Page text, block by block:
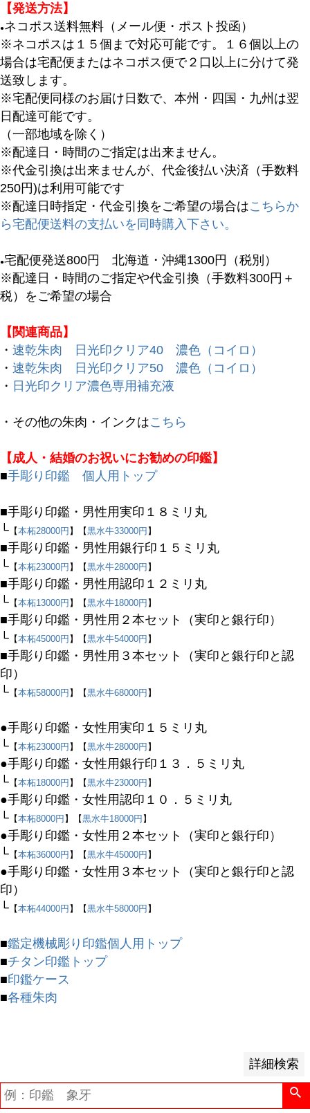
【発送方法】
●ネコポス送料無料（メール便・ポスト投函）
※ネコポスは１５個まで対応可能です。１６個以上の
場合は宅配便またはネコポス便で２口以上に分けて発
送致します。
※宅配便同様のお届け日数で、本州・四国・九州は翌
日配達可能です。
（一部地域を除く）
※配達日・時間のご指定は出来ません。
※代金引換は出来ませんが、代金後払い決済（手数料
250円)は利用可能です
※配達日時指定・代金引換をご希望の場合はこちらか
ら宅配便送料の支払いを同時購入下さい。
●宅配便発送800円 北海道・沖縄1300円（税別）
※配達日・時間のご指定や代金引換（手数料300円＋
税）をご希望の場合
【関連商品】
・ 速乾朱肉 日光印クリア40 濃色（コイロ）
・ 速乾朱肉 日光印クリア50 濃色（コイロ）
・ 日光印クリア濃色専用補充液
・その他の朱肉・インクはこちら
【成人・結婚のお祝いにお勧めの印鑑】
■手彫り印鑑 個人用トップ
■手彫り印鑑・男性用実印１８ミリ丸
└ 【本柘28000円】【黒水牛33000円】
■手彫り印鑑・男性用銀行印１５ミリ丸
└ 【本柘23000円】【黒水牛28000円】
■手彫り印鑑・男性用認印１２ミリ丸
└ 【本柘13000円】【黒水牛18000円】
■手彫り印鑑・男性用２本セット（実印と銀行印）
└ 【本柘45000円】【黒水牛54000円】
■手彫り印鑑・男性用３本セット（実印と銀行印と認
印）
└ 【本柘58000円】【黒水牛68000円】
●手彫り印鑑・女性用実印１５ミリ丸
└ 【本柘23000円】【黒水牛28000円】
●手彫り印鑑・女性用銀行印１３．５ミリ丸
└ 【本柘18000円】【黒水牛23000円】
●手彫り印鑑・女性用認印１０．５ミリ丸
└ 【本柘8000円】【黒水牛18000円】
●手彫り印鑑・女性用２本セット（実印と銀行印）
└ 【本柘36000円】【黒水牛45000円】
●手彫り印鑑・女性用３本セット（実印と銀行印と認
印）
└ 【本柘44000円】【黒水牛58000円】
■鑑定機械彫り印鑑個人用トップ
■チタン印鑑トップ
■印鑑ケース
■各種朱肉
詳細検索
キーワード
価格
〜
商品タグ
セール
限定
再入荷
翌日発送
在庫なし商品
バンドル販売
予約商品
予約商品のみを表示
並び順
価格が安い順
価格が高い順
優先度順
レビュー順
キーワードヒット順